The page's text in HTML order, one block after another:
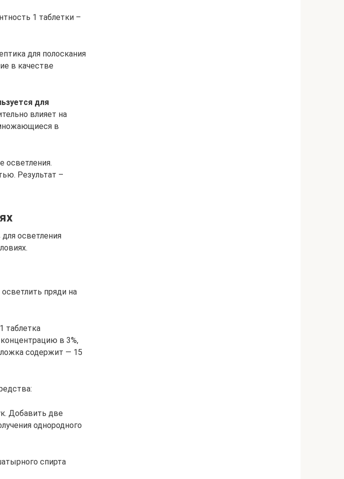
1 таблетки –
для полоскания
в качестве
для
влияет на
в
осветления.
Результат –
осветления
пряди на
таблетка
в 3%,
содержит — 15
Добавить две
однородного
спирта